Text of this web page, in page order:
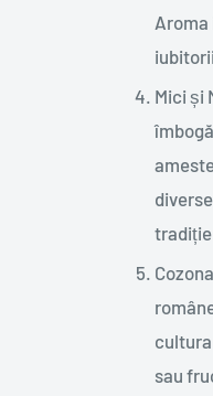
Mici și
tradiție
sau